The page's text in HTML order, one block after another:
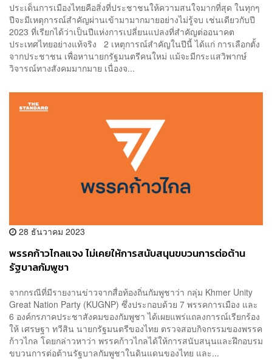
ประเด็นการเมืองไทยคือสิ่งที่ประชาชนให้ความสนใจมากที่สุด ในทุกๆ
ปีจะมีเหตุการณ์สำคัญผ่านเข้ามามากมายอย่างไม่รู้จบ เช่นเดียวกับปี
2023 ที่เรียกได้ว่าเป็นปีแห่งการเปลี่ยนแปลงที่สำคัญต่ออนาคต
ประเทศไทยอย่างแท้จริง 2 เหตุการณ์สำคัญในปีนี้ ได้แก่ การเลือกตั้ง
จากประชาชน เพื่อหานายกรัฐมนตรีคนใหม่ แม้จะมีกระแสวิพากษ์
วิจารณ์ทางสังคมมากมาย เนื่องจ...
28 ธันวาคม 2023
พรรคก้าวไกลแจง ไม่เคยให้การสนับสนุนขบวนการต่อต้าน
รัฐบาลกัมพูชา
จากกรณีที่มีรายงานข่าวจากสื่อท้องถิ่นกัมพูชาว่า กลุ่ม Khmer Unity
Great Nation Party (KUGNP) ซึ่งประกอบด้วย 7 พรรคการเมือง และ
6 องค์กรภาคประชาสังคมของกัมพูชา ได้เผยแพร่แถลงการณ์เรียกร้อง
ให้ เศรษฐา ทวีสิน นายกรัฐมนตรีของไทย ตรวจสอบกิจกรรมของพรรค
ก้าวไกล โดยกล่าวหาว่า พรรคก้าวไกลได้ให้การสนับสนุนและฝึกอบรม
ขบวนการต่อต้านรัฐบาลกัมพูชาในดินแดนของไทย และ...